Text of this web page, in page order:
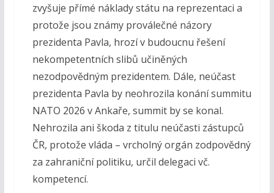
zvyšuje přímé náklady státu na reprezentaci a
protože jsou známy proválečné názory
prezidenta Pavla, hrozí v budoucnu řešení
nekompetentních slibů učiněných
nezodpovědným prezidentem. Dále, neúčast
prezidenta Pavla by neohrozila konání summitu
NATO 2026 v Ankaře, summit by se konal.
Nehrozila ani škoda z titulu neúčasti zástupců
ČR, protože vláda – vrcholný orgán zodpovědný
za zahraniční politiku, určil delegaci vč.
kompetencí.